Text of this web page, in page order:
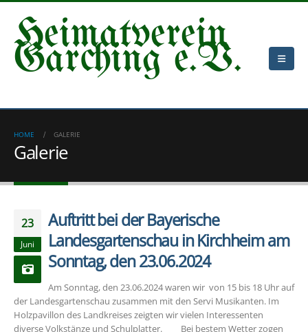
Heimatverein
Garching e.V.
HOME GALERIE
Galerie
23
Juni
Auftritt bei der Bayerische
Landesgartenschau in Kirchheim am
Sonntag, den 23.06.2024
Am Sonntag, den 23.06.2024 waren wir von 15 bis 18 Uhr auf
der Landesgartenschau zusammen mit den Servi Musikanten. Im
Holzpavillon des Landkreises zeigten wir vielen Interessenten
diverse Volkstänze und Schulplatter. Bei bestem Wetter zogen